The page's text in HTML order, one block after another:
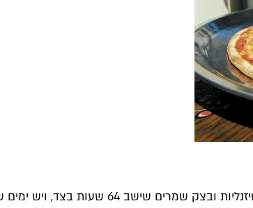
64 שעות בצד, ויש ימים שפשוט...